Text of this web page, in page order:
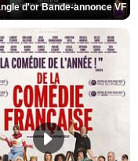
d'or Bande-annonce VF